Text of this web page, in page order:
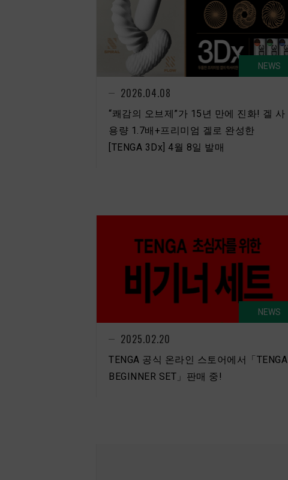
NEWS
2026.04.08
“쾌감의 오브제”가 15년 만에 진화! 겔 사
용량 1.7배+프리미엄 겔로 완성한
[TENGA 3Dx] 4월 8일 발매
NEWS
2025.02.20
TENGA 공식 온라인 스토어에서「TENGA
BEGINNER SET」판매 중!